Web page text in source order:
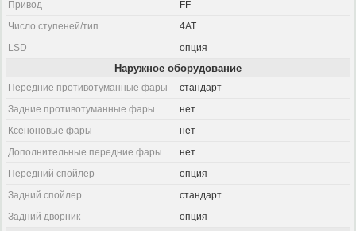
Привод
FF
Число ступеней/тип
4AT
LSD
опция
Наружное оборудование
Передние противотуманные фары
стандарт
Задние противотуманные фары
нет
Ксеноновые фары
нет
Дополнительные передние фары
нет
Передний спойлер
опция
Задний спойлер
стандарт
Задний дворник
опция